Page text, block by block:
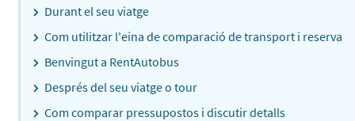
Durant el seu viatge
Com utilitzar l'eina de comparació de transport i reserva
Benvingut a RentAutobus
Després del seu viatge o tour
Com comparar pressupostos i discutir detalls